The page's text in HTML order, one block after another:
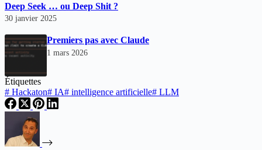
Deep Seek … ou Deep Shit ?
30 janvier 2025
Premiers pas avec Claude
1 mars 2026
Étiquettes
# Hackaton# IA# intelligence artificielle# LLM